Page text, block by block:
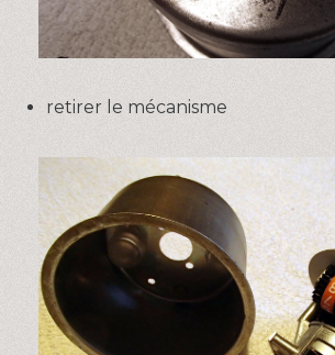
retirer le mécanisme